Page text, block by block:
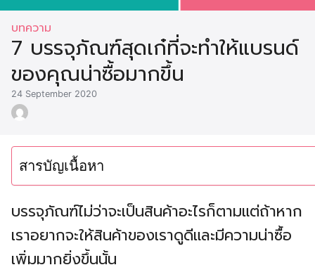
บทความ
7 บรรจุภัณฑ์สุดเก๋ที่จะทำให้แบรนด์
ของคุณน่าซื้อมากขึ้น
24 September 2020
สารบัญเนื้อหา
บรรจุภัณฑ์ไม่ว่าจะเป็นสินค้าอะไรก็ตามแต่ถ้าหาก
เราอยากจะให้สินค้าของเราดูดีและมีความน่าซื้อ
เพิ่มมากยิ่งขึ้นนั้น